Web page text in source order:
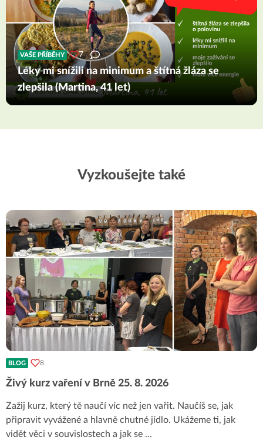
VAŠE PŘÍBĚHY 7
Léky mi snížili na minimum a štítná žláza se
zlepšila (Martina, 41 let)
Vyzkoušejte také
BLOG 8
Živý kurz vaření v Brně 25. 8. 2026
Zažij kurz, který tě naučí víc než jen vařit. Naučíš se, jak
připravit vyvážené a hlavně chutné jídlo. Ukážeme ti, jak
vidět věci v souvislostech a jak se ...